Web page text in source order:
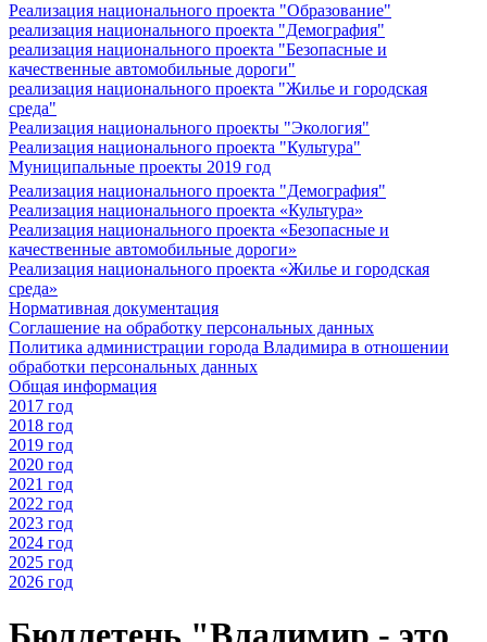
Реализация национального проекта "Образование"
реализация национального проекта "Демография"
реализация национального проекта "Безопасные и
качественные автомобильные дороги"
реализация национального проекта "Жилье и городская
среда"
Реализация национального проекты "Экология"
Реализация национального проекта "Культура"
Муниципальные проекты 2019 год
Реализация национального проекта "Демография"
Реализация национального проекта «Культура»
Реализация национального проекта «Безопасные и
качественные автомобильные дороги»
Реализация национального проекта «Жилье и городская
среда»
Нормативная документация
Соглашение на обработку персональных данных
Политика администрации города Владимира в отношении
обработки персональных данных
Общая информация
2017 год
2018 год
2019 год
2020 год
2021 год
2022 год
2023 год
2024 год
2025 год
2026 год